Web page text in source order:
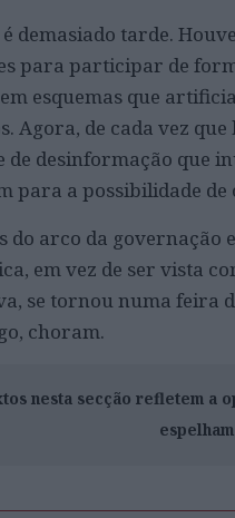
demasiado tarde.
para participar de
esquemas que
Agora, de cada vez
de desinformação que
para a possibilidade
do arco da governação
em vez de ser vista
se tornou numa feira
choram.
nesta secção refletem a